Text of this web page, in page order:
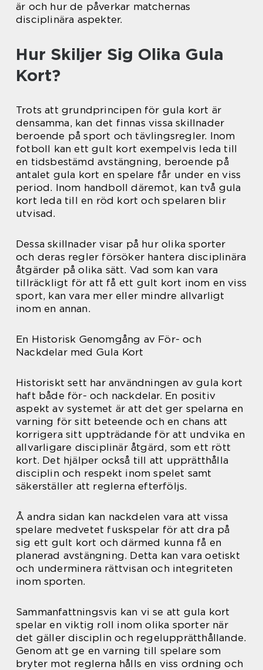
är och hur de påverkar matchernas
disciplinära aspekter.
Hur Skiljer Sig Olika Gula
Kort?
Trots att grundprincipen för gula kort är
densamma, kan det finnas vissa skillnader
beroende på sport och tävlingsregler. Inom
fotboll kan ett gult kort exempelvis leda till
en tidsbestämd avstängning, beroende på
antalet gula kort en spelare får under en viss
period. Inom handboll däremot, kan två gula
kort leda till en röd kort och spelaren blir
utvisad.
Dessa skillnader visar på hur olika sporter
och deras regler försöker hantera disciplinära
åtgärder på olika sätt. Vad som kan vara
tillräckligt för att få ett gult kort inom en viss
sport, kan vara mer eller mindre allvarligt
inom en annan.
En Historisk Genomgång av För- och
Nackdelar med Gula Kort
Historiskt sett har användningen av gula kort
haft både för- och nackdelar. En positiv
aspekt av systemet är att det ger spelarna en
varning för sitt beteende och en chans att
korrigera sitt uppträdande för att undvika en
allvarligare disciplinär åtgärd, som ett rött
kort. Det hjälper också till att upprätthålla
disciplin och respekt inom spelet samt
säkerställer att reglerna efterföljs.
Å andra sidan kan nackdelen vara att vissa
spelare medvetet fuskspelar för att dra på
sig ett gult kort och därmed kunna få en
planerad avstängning. Detta kan vara oetiskt
och underminera rättvisan och integriteten
inom sporten.
Sammanfattningsvis kan vi se att gula kort
spelar en viktig roll inom olika sporter när
det gäller disciplin och regelupprätthållande.
Genom att ge en varning till spelare som
bryter mot reglerna hålls en viss ordning och